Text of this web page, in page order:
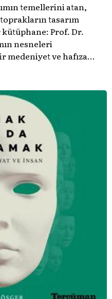
temellerini atan,
tasarım
Prof. Dr.
nesneleri
ve hafıza